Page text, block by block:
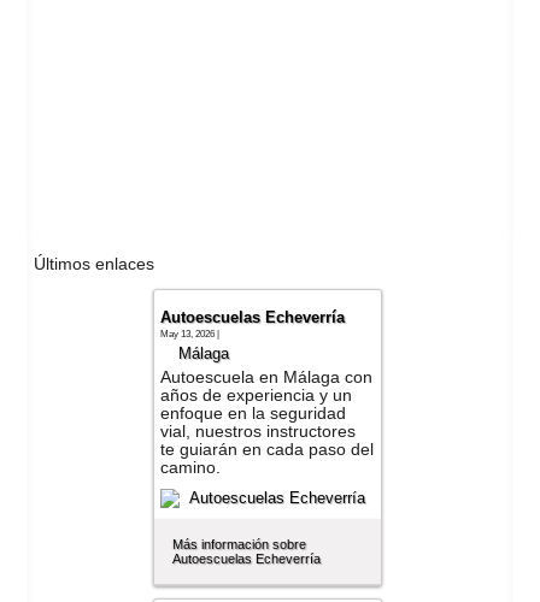
Últimos enlaces
Autoescuelas Echeverría
May 13, 2026 |
Málaga
Autoescuela en Málaga con
años de experiencia y un
enfoque en la seguridad
vial, nuestros instructores
te guiarán en cada paso del
camino.
Más información sobre
Autoescuelas Echeverría